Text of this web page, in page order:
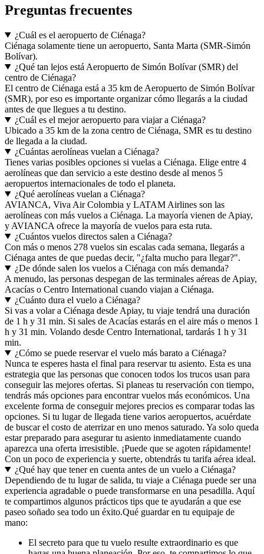
Preguntas frecuentes
¿Cuál es el aeropuerto de Ciénaga?
Ciénaga solamente tiene un aeropuerto, Santa Marta (SMR-Simón
Bolívar).
¿Qué tan lejos está Aeropuerto de Simón Bolívar (SMR) del
centro de Ciénaga?
El centro de Ciénaga está a 35 km de Aeropuerto de Simón Bolívar
(SMR), por eso es importante organizar cómo llegarás a la ciudad
antes de que llegues a tu destino.
¿Cuál es el mejor aeropuerto para viajar a Ciénaga?
Ubicado a 35 km de la zona centro de Ciénaga, SMR es tu destino
de llegada a la ciudad.
¿Cuántas aerolíneas vuelan a Ciénaga?
Tienes varias posibles opciones si vuelas a Ciénaga. Elige entre 4
aerolíneas que dan servicio a este destino desde al menos 5
aeropuertos internacionales de todo el planeta.
¿Qué aerolíneas vuelan a Ciénaga?
AVIANCA, Viva Air Colombia y LATAM Airlines son las
aerolíneas con más vuelos a Ciénaga. La mayoría vienen de Apiay,
y AVIANCA ofrece la mayoría de vuelos para esta ruta.
¿Cuántos vuelos directos salen a Ciénaga?
Con más o menos 278 vuelos sin escalas cada semana, llegarás a
Ciénaga antes de que puedas decir, "¿falta mucho para llegar?".
¿De dónde salen los vuelos a Ciénaga con más demanda?
A menudo, las personas despegan de las terminales aéreas de Apiay,
Acacías o Centro International cuando viajan a Ciénaga.
¿Cuánto dura el vuelo a Ciénaga?
Si vas a volar a Ciénaga desde Apiay, tu viaje tendrá una duración
de 1 h y 31 min. Si sales de Acacías estarás en el aire más o menos 1
h y 31 min. Volando desde Centro International, tardarás 1 h y 31
min.
¿Cómo se puede reservar el vuelo más barato a Ciénaga?
Nunca te esperes hasta el final para reservar tu asiento. Esta es una
estrategia que las personas que conocen todos los trucos usan para
conseguir las mejores ofertas. Si planeas tu reservación con tiempo,
tendrás más opciones para encontrar vuelos más económicos. Una
excelente forma de conseguir mejores precios es comparar todas las
opciones. Si tu lugar de llegada tiene varios aeropuertos, acuérdate
de buscar el costo de aterrizar en uno menos saturado. Ya solo queda
estar preparado para asegurar tu asiento inmediatamente cuando
aparezca una oferta irresistible. ¡Puede que se agoten rápidamente!
Con un poco de experiencia y suerte, obtendrás tu tarifa aérea ideal.
¿Qué hay que tener en cuenta antes de un vuelo a Ciénaga?
Dependiendo de tu lugar de salida, tu viaje a Ciénaga puede ser una
experiencia agradable o puede transformarse en una pesadilla. Aquí
te compartimos algunos prácticos tips que te ayudarán a que ese
paseo soñado sea todo un éxito.Qué guardar en tu equipaje de
mano:
El secreto para que tu vuelo resulte extraordinario es que